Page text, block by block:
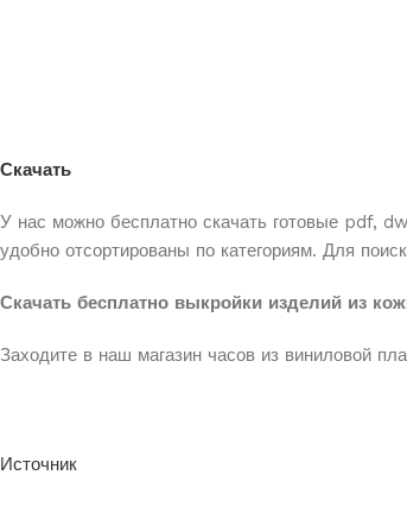
Скачать
У нас можно бесплатно скачать готовые pdf,
удобно отсортированы по категориям. Для
Скачать бесплатно выкройки изделий из
Заходите в наш магазин часов из виниловой
Источник